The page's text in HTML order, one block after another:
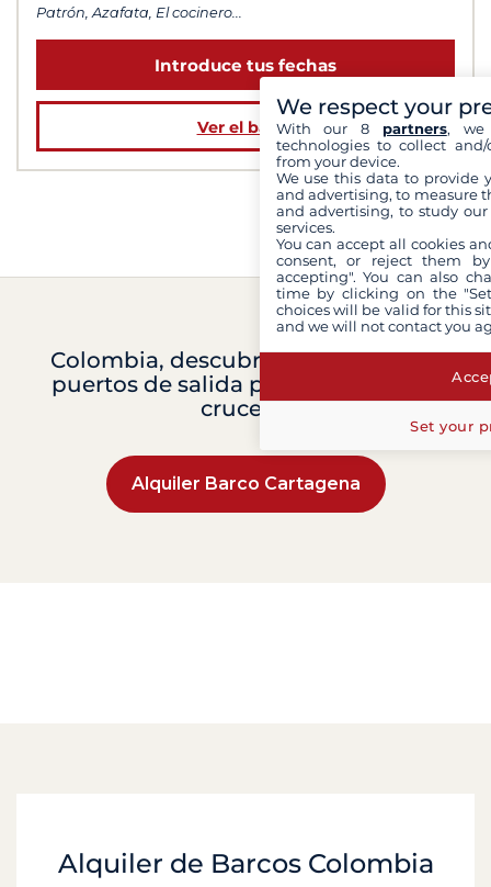
Patrón, Azafata, El cocinero...
Introduce tus fechas
Ver el barco
Colombia, descubre los principales
puertos de salida para un hermoso
crucero.
Alquiler Barco Cartagena
Alquiler de Barcos Colombia
We respect your
With our 8 partners, we
technologies to collect
from your device.
We use this data to provide
and advertising, to measure
and advertising, to study
services.
You can accept all cookies
consent, or reject them
accepting". You can also
time by clicking on the
choices will be valid for this
and we will not contact you
Set your